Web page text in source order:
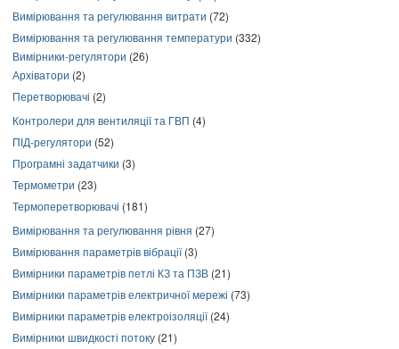
Вимірювання та регулювання витрати (72)
Вимірювання та регулювання температури (332)
Вимірники-регулятори (26)
Архіватори (2)
Перетворювачі (2)
Контролери для вентиляції та ГВП (4)
ПІД-регулятори (52)
Програмні задатчики (3)
Термометри (23)
Термоперетворювачі (181)
Вимірювання та регулювання рівня (27)
Вимірювання параметрів вібрації(3)
Вимірники параметрів петлі КЗ та ПЗВ (21)
Вимірники параметрів електричної мережі (73)
Вимірники параметрів електроізоляції(24)
Вимірники швидкості потоку (21)